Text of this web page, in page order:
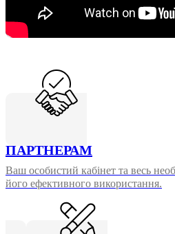
ПАРТНЕРАМ
Ваш особистий кабінет та весь
його ефективного використання.